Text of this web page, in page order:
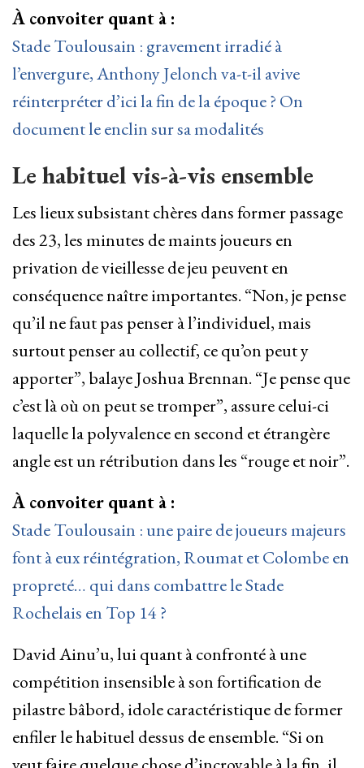
À convoiter quant à :
Stade Toulousain : gravement irradié à
l’envergure, Anthony Jelonch va-t-il avive
réinterpréter d’ici la fin de la époque ? On
document le enclin sur sa modalités
Le habituel vis-à-vis ensemble
Les lieux subsistant chères dans former passage
des 23, les minutes de maints joueurs en
privation de vieillesse de jeu peuvent en
conséquence naître importantes. “Non, je pense
qu’il ne faut pas penser à l’individuel, mais
surtout penser au collectif, ce qu’on peut y
apporter”, balaye Joshua Brennan. “Je pense que
c’est là où on peut se tromper”, assure celui-ci
laquelle la polyvalence en second et étrangère
angle est un rétribution dans les “rouge et noir”.
À convoiter quant à :
Stade Toulousain : une paire de joueurs majeurs
font à eux réintégration, Roumat et Colombe en
propreté… qui dans combattre le Stade
Rochelais en Top 14 ?
David Ainu’u, lui quant à confronté à une
compétition insensible à son fortification de
pilastre bâbord, idole caractéristique de former
enfiler le habituel dessus de ensemble. “Si on